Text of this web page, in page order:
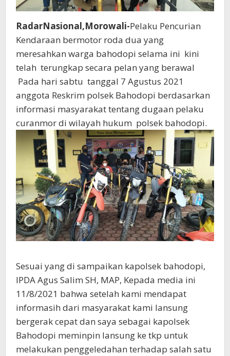
RadarNasional,Morowali-Pelaku Pencurian
Kendaraan bermotor roda dua yang
meresahkan warga bahodopi selama ini kini
telah terungkap secara pelan yang berawal
Pada hari sabtu tanggal 7 Agustus 2021
anggota Reskrim polsek Bahodopi berdasarkan
informasi masyarakat tentang dugaan pelaku
curanmor di wilayah hukum polsek bahodopi.
Sesuai yang di sampaikan kapolsek bahodopi,
IPDA Agus Salim SH, MAP, Kepada media ini
11/8/2021 bahwa setelah kami mendapat
informasih dari masyarakat kami lansung
bergerak cepat dan saya sebagai kapolsek
Bahodopi meminpin lansung ke tkp untuk
melakukan penggeledahan terhadap salah satu